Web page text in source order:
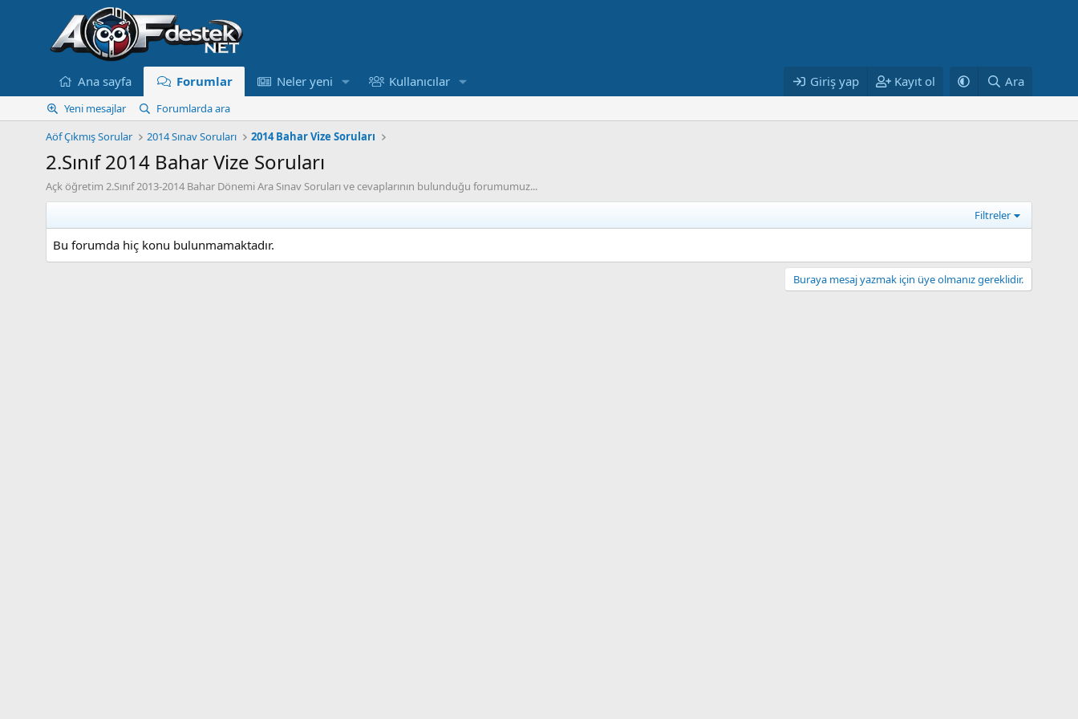
Ana sayfa Forumlar Neler yeni Kullanıcılar Giriş yap Kayıt ol Ara
Yeni mesajlar
Forumlarda ara
Aöf Çıkmış Sorular
2014 Sınav Soruları 2014 Bahar Vize Soruları
2.Sınıf 2014 Bahar Vize Soruları
Açk öğretim 2.Sınıf 2013-2014 Bahar Dönemi Ara Sınav Soruları ve cevaplarının bulunduğu forumumuz...
Filtreler
Bu forumda hiç konu bulunmamaktadır.
Buraya mesaj yazmak için üye olmanız gereklidir.